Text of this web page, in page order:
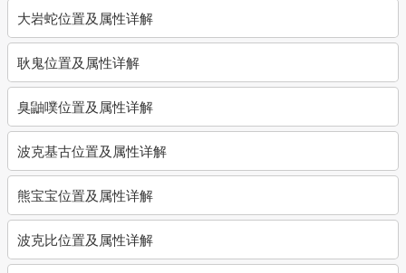
大岩蛇位置及属性详解
耿鬼位置及属性详解
臭鼬噗位置及属性详解
波克基古位置及属性详解
熊宝宝位置及属性详解
波克比位置及属性详解